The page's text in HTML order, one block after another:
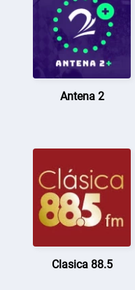
Antena 2
Clasica 88.5